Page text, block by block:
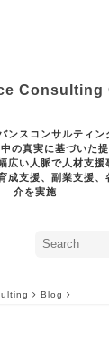
Consulting
ンスコンサルティン
の真実に基づいた
広い人脈で人材支援
成支援、副業支援、
介を実施
Blog